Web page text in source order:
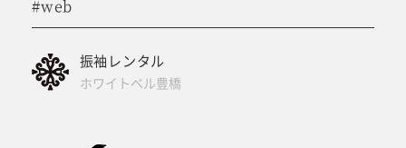
#web
振袖レンタル
ホワイトベル豊橋